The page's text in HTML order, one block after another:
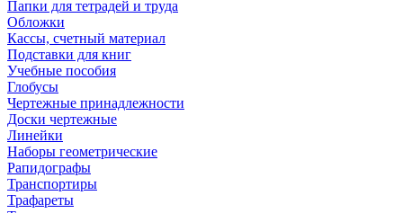
Папки для тетрадей и труда
Обложки
Кассы, счетный материал
Подставки для книг
Учебные пособия
Глобусы
Чертежные принадлежности
Доски чертежные
Линейки
Наборы геометрические
Рапидографы
Транспортиры
Трафареты